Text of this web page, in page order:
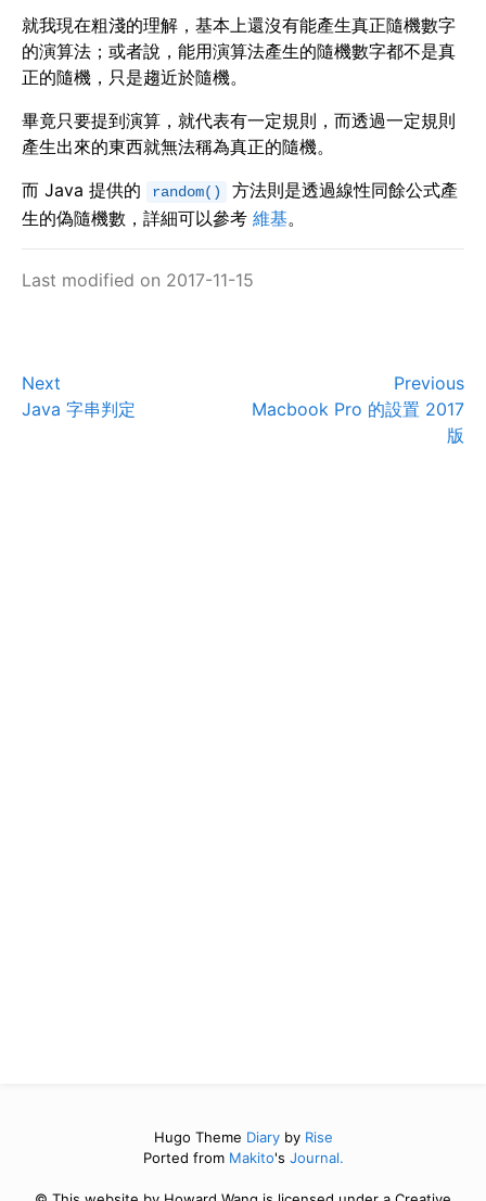
就我現在粗淺的理解，基本上還沒有能產生真正隨機數字
的演算法；或者說，能用演算法產生的隨機數字都不是真
正的隨機，只是趨近於隨機。
畢竟只要提到演算，就代表有一定規則，而透過一定規則
產生出來的東西就無法稱為真正的隨機。
而 Java 提供的
random()
方法則是透過線性同餘公式產
生的偽隨機數，詳細可以參考 維基。
Last modified on 2017-11-15
Next
Java 字串判定
Previous
Macbook Pro 的設置 2017
版
Hugo Theme Diaryby Rise
Ported from Makito's Journal.